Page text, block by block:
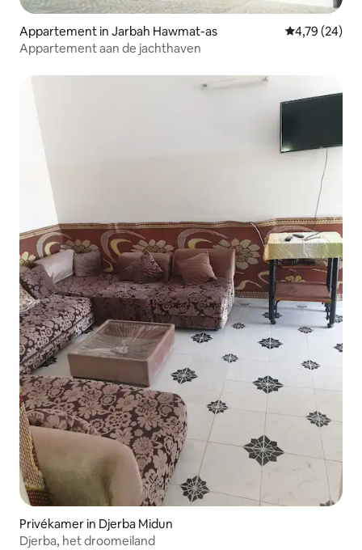
Appartement in Jarbah Hawmat-as Gemiddelde
4,79 (24)
Appartement aan de jachthaven
Privékamer in Djerba Midun
Djerba, het droomeiland